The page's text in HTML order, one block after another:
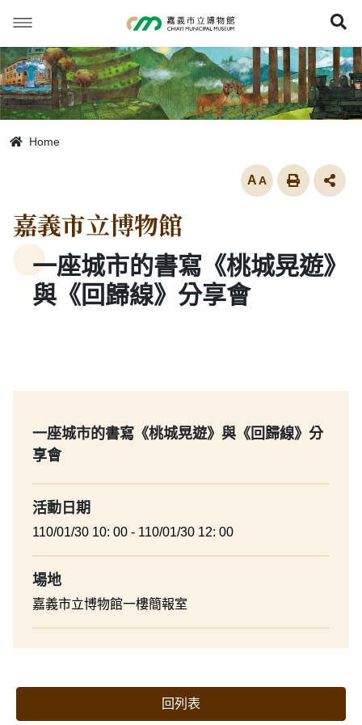
要
內
容
Home
放大
嘉義市立博物館
一座城市的書寫《桃城晃遊》
與《回歸線》分享會
一座城市的書寫《桃城晃遊》與《回歸線》分
享會
活動日期
110/01/30 10: 00 - 110/01/30 12: 00
場地
嘉義市立博物館一樓簡報室
回列表